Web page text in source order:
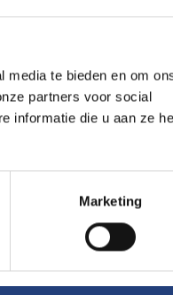
media te bieden en om
partners voor social
informatie die u aan ze
Marketing